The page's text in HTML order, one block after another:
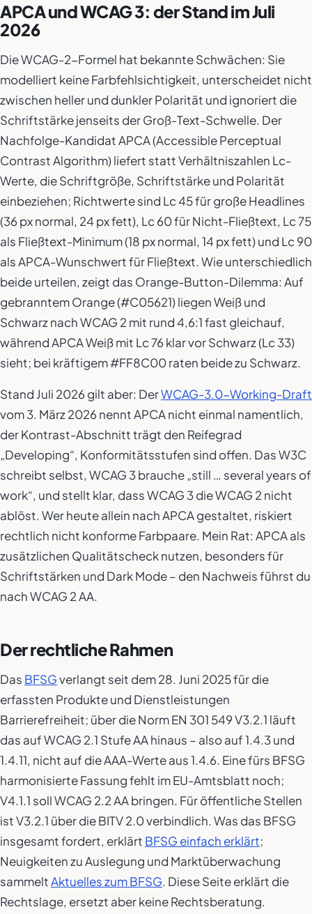
APCA und WCAG 3: der Stand im Juli
2026
Die WCAG-2-Formel hat bekannte Schwächen: Sie
modelliert keine Farbfehlsichtigkeit, unterscheidet nicht
zwischen heller und dunkler Polarität und ignoriert die
Schriftstärke jenseits der Groß-Text-Schwelle. Der
Nachfolge-Kandidat APCA (Accessible Perceptual
Contrast Algorithm) liefert statt Verhältniszahlen Lc-
Werte, die Schriftgröße, Schriftstärke und Polarität
einbeziehen; Richtwerte sind Lc 45 für große Headlines
(36 px normal, 24 px fett), Lc 60 für Nicht-Fließtext, Lc 75
als Fließtext-Minimum (18 px normal, 14 px fett) und Lc 90
als APCA-Wunschwert für Fließtext. Wie unterschiedlich
beide urteilen, zeigt das Orange-Button-Dilemma: Auf
gebranntem Orange (#C05621) liegen Weiß und
Schwarz nach WCAG 2 mit rund 4,6:1 fast gleichauf,
während APCA Weiß mit Lc 76 klar vor Schwarz (Lc 33)
sieht; bei kräftigem #FF8C00 raten beide zu Schwarz.
Stand Juli 2026 gilt aber: DerWCAG-3.0-Working-Draft
vom 3. März 2026 nennt APCA nicht einmal namentlich,
der Kontrast-Abschnitt trägt den Reifegrad
„Developing“, Konformitätsstufen sind offen. Das W3C
schreibt selbst, WCAG 3 brauche „still … several years of
work“, und stellt klar, dass WCAG 3 die WCAG 2 nicht
ablöst. Wer heute allein nach APCA gestaltet, riskiert
rechtlich nicht konforme Farbpaare. Mein Rat: APCA als
zusätzlichen Qualitätscheck nutzen, besonders für
Schriftstärken und Dark Mode – den Nachweis führst du
nach WCAG 2 AA.
Der rechtliche Rahmen
Das BFSGverlangt seit dem 28. Juni 2025 für die
erfassten Produkte und Dienstleistungen
Barrierefreiheit; über die Norm EN 301 549 V3.2.1 läuft
das auf WCAG 2.1 Stufe AA hinaus – also auf 1.4.3 und
1.4.11, nicht auf die AAA-Werte aus 1.4.6. Eine fürs BFSG
harmonisierte Fassung fehlt im EU-Amtsblatt noch;
V4.1.1 soll WCAG 2.2 AA bringen. Für öffentliche Stellen
ist V3.2.1 über die BITV 2.0 verbindlich. Was das BFSG
insgesamt fordert, erklärt BFSG einfach erklärt;
Neuigkeiten zu Auslegung und Marktüberwachung
sammeltAktuelles zum BFSG. Diese Seite erklärt die
Rechtslage, ersetzt aber keine Rechtsberatung.